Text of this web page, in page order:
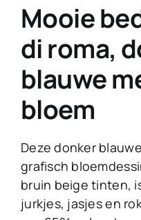
Mooie
di roma,
blauwe
bloem
Deze donker
grafisch
bruin beige tinten,
jurkjes, jasjes en